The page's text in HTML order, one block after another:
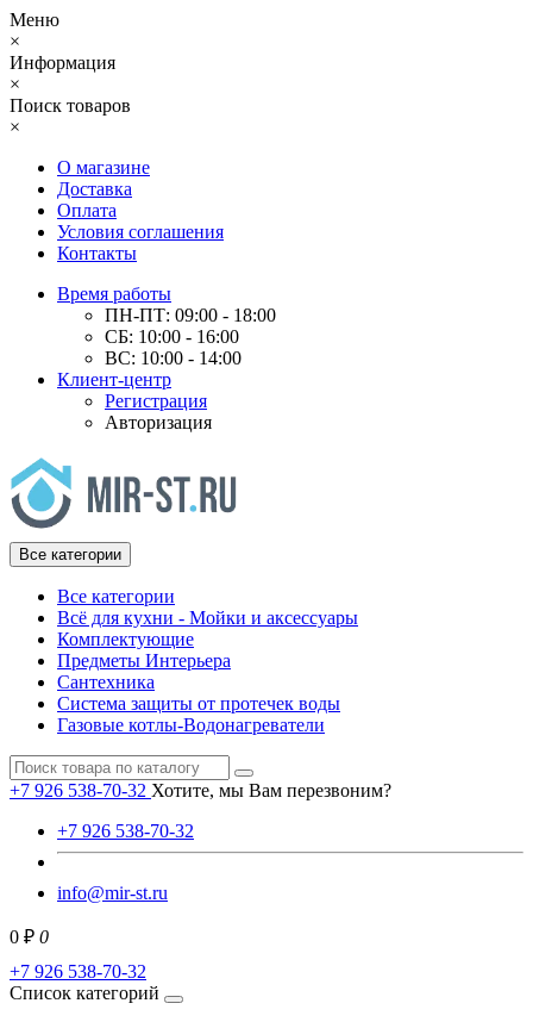
Меню
×
Информация
×
Поиск товаров
×
О магазине
Доставка
Оплата
Условия соглашения
Контакты
Время работы
ПН-ПТ: 09:00 - 18:00
СБ: 10:00 - 16:00
ВС: 10:00 - 14:00
Клиент-центр
Регистрация
Авторизация
Все категории
Все категории
Всё для кухни - Мойки и аксессуары
Комплектующие
Предметы Интерьера
Сантехника
Система защиты от протечек воды
Газовые котлы-Водонагреватели
+7 926 538-70-32 Хотите, мы Вам перезвоним?
+7 926 538-70-32
info@mir-st.ru
0 ₽ 0
+7 926 538-70-32
Список категорий